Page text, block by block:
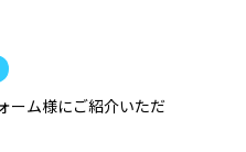
ーム様にご紹介いただ